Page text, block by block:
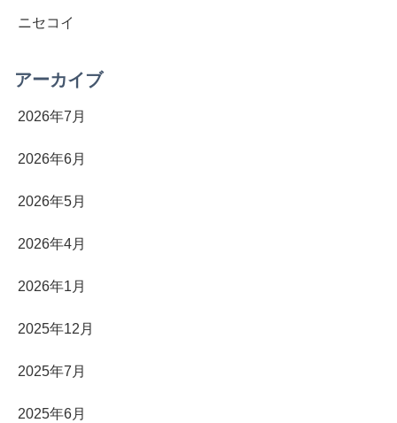
ニセコイ
アーカイブ
2026年7月
2026年6月
2026年5月
2026年4月
2026年1月
2025年12月
2025年7月
2025年6月